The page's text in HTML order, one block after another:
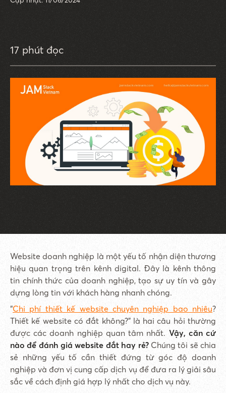
17 phút đọc
Website doanh nghiệp là một yếu tố nhận diện thương
hiệu quan trọng trên kênh digital. Đây là kênh thông
tin chính thức của doanh nghiệp, tạo sự uy tín và gây
dựng lòng tin với khách hàng nhanh chóng.
“Chi phí thiết kế website chuyên nghiệp bao nhiêu?
Thiết kế website có đắt không?” là hai câu hỏi thường
được các doanh nghiệp quan tâm nhất. Vậy, căn cứ
nào để đánh giá website đắt hay rẻ?Chúng tôi sẽ chia
sẻ những yếu tố cần thiết đứng từ góc độ doanh
nghiệp và đơn vị cung cấp dịch vụ để đưa ra lý giải sâu
sắc về cách định giá hợp lý nhất cho dịch vụ này.